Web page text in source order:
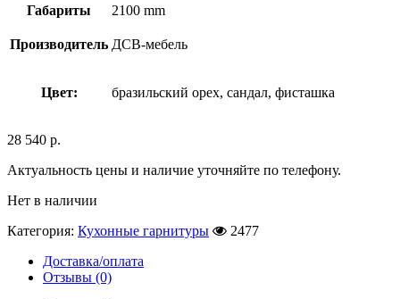
Габариты 2100 mm
Производитель ДСВ-мебель
Цвет: бразильский орех, сандал, фисташка
28 540 р.
Актуальность цены и наличие уточняйте по телефону.
Нет в наличии
Категория: Кухонные гарнитуры
2477
Доставка/оплата
Отзывы (0)